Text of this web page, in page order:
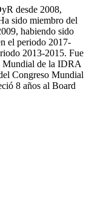
desde 2008,
sido miembro del
habiendo sido
el periodo 2017-
2013-2015. Fue
Mundial de la IDRA
Congreso Mundial
8 años al Board